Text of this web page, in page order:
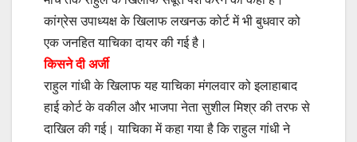
कांग्रेस उपाध्यक्ष के खिलाफ लखनऊ कोर्ट में भी बुधवार को
एक जनहित याचिका दायर की गई है।
किसने दी अर्जी
राहुल गांधी के खिलाफ यह याचिका मंगलवार को इलाहाबाद
हाई कोर्ट के वकील और भाजपा नेता सुशील मिश्र की तरफ से
दाखिल की गई। याचिका में कहा गया है कि राहुल गांधी ने